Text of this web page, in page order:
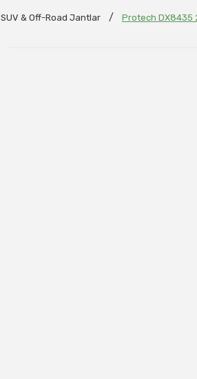
SUV & Off-Road Jantlar Protech DX8435